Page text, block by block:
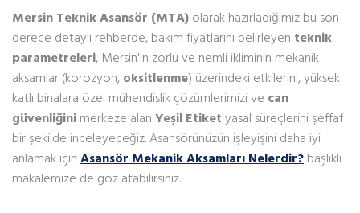
Mersin Teknik Asansör (MTA) olarak hazırladığımız bu son
derece detaylı rehberde, bakım fiyatlarını belirleyen teknik
parametreleri, Mersin'in zorlu ve nemli ikliminin mekanik
aksamlar (korozyon, oksitlenme) üzerindeki etkilerini, yüksek
katlı binalara özel mühendislik çözümlerimizi ve can
güvenliğini merkeze alan Yeşil Etiket yasal süreçlerini şeffaf
bir şekilde inceleyeceğiz. Asansörünüzün işleyişini daha iyi
anlamak için Asansör Mekanik Aksamları Nelerdir? başlıklı
makalemize de göz atabilirsiniz.